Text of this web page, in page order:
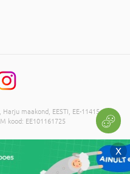
X
maakond, EESTI, EE-11415,
kood: EE101161725
on keelatud